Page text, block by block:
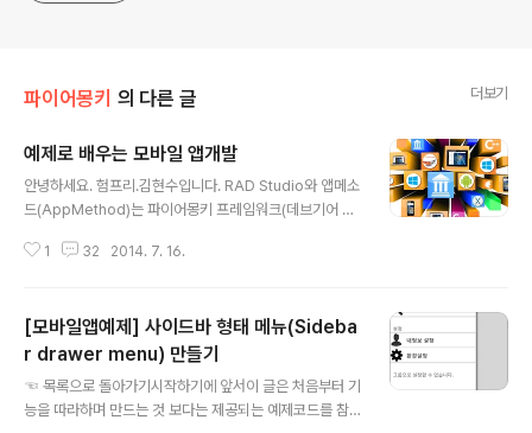
파이어몽키 의 다른 글 더보기
예제로 배우는 모바일 앱개발
안녕하세요. 험프리.김현수입니다. RAD Studio와 앱메소
드(AppMethod)는 파이어몽키 프레임워크(데브기어 소
게 만들 수 있습니다.이미 다양한 기술을 설명하는 글과 샘
이, 새로운 영역의 모바일 개발의 경우 어떻게 시작할지, 무
엇부터 해야 할지 막막할 수 있습니다. 그런경우 차근차근
책과 강좌를 통해 처음부터 익힐 수도 있지만, 뚝딱뚝딱 예
제를 돌려보고 만저보며 우선 만들어 본 후 모르는 부분을
찾아서 익히는 방법도 있습니다.이 글의 목적이 글에서는
1 32 2014. 7. 16.
[모바일앱예제] 사이드바 형태 메뉴(Sideba
r drawer menu) 만들기
☜ 목록으로 돌아가기시작하기에 앞서이 글은 처음부터 기
능을 따라하며 만드는 것 보다는 제공되는 예제코드를 참